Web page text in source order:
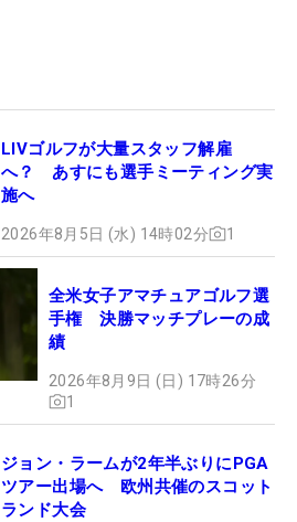
LIVゴルフが大量スタッフ解雇
へ？ あすにも選手ミーティング実
施へ
2026年8月5日 (水) 14時02分 1
全米女子アマチュアゴルフ選
手権 決勝マッチプレーの成
績
2026年8月9日 (日) 17時26分
1
ジョン・ラームが2年半ぶりにPGA
ツアー出場へ 欧州共催のスコット
ランド大会